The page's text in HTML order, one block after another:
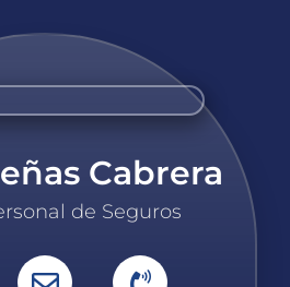
Cabrera
de Seguros